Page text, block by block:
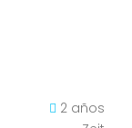
2 años